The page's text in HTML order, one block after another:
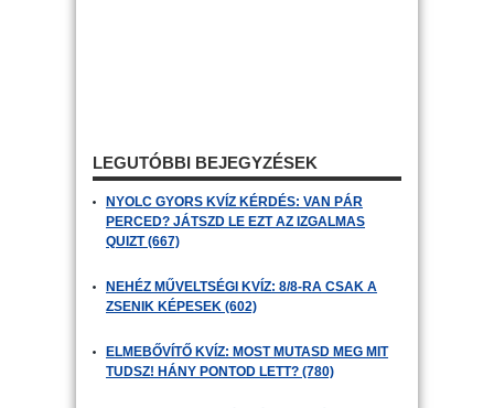
LEGUTÓBBI BEJEGYZÉSEK
NYOLC GYORS KVÍZ KÉRDÉS: VAN PÁR
PERCED? JÁTSZD LE EZT AZ IZGALMAS
QUIZT (667)
NEHÉZ MŰVELTSÉGI KVÍZ: 8/8-RA CSAK A
ZSENIK KÉPESEK (602)
ELMEBŐVÍTŐ KVÍZ: MOST MUTASD MEG MIT
TUDSZ! HÁNY PONTOD LETT? (780)